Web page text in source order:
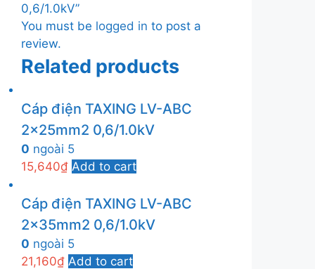
0,6/1.0kV”
You must be logged in to post a
review.
Related products
Cáp điện TAXING LV-ABC
2x25mm2 0,6/1.0kV
0 ngoài 5
15,640₫ Add to cart
Cáp điện TAXING LV-ABC
2x35mm2 0,6/1.0kV
0 ngoài 5
21,160₫ Add to cart